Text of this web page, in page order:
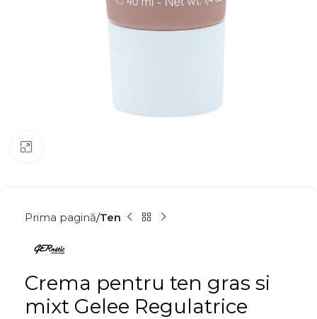
Prima pagină Ten
Crema pentru ten gras si
mixt Gelee Regulatrice